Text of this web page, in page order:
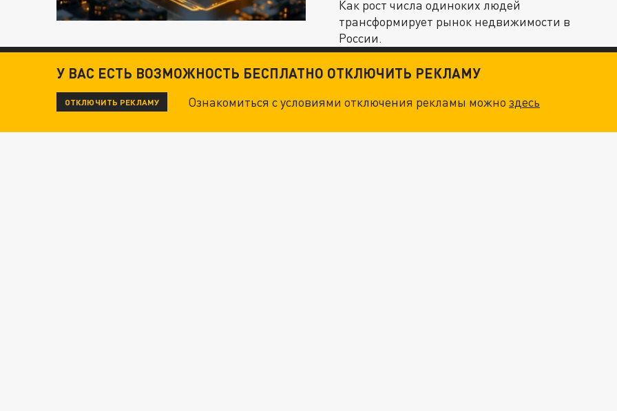
Как рост числа одиноких людей
трансформирует рынок недвижимости в
России.
У ВАС ЕСТЬ ВОЗМОЖНОСТЬ БЕСПЛАТНО ОТКЛЮЧИТЬ РЕКЛАМУ
ОТКЛЮЧИТЬ РЕКЛАМУ Ознакомиться с условиями отключения рекламы можноздесь